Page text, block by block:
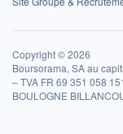
Copyright © 2026
Boursorama, SA au
– TVA FR 69 351 058
BOULOGNE